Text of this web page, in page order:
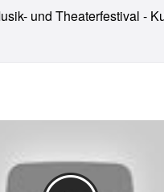
und Theaterfestival -